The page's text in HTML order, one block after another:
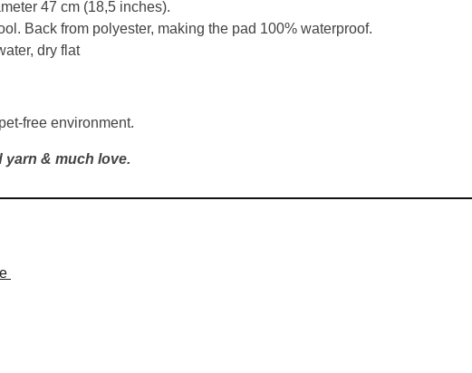
47 cm (18,5 inches).
Back from polyester, making the pad 100% waterproof.
dry flat
free environment.
yarn & much love.